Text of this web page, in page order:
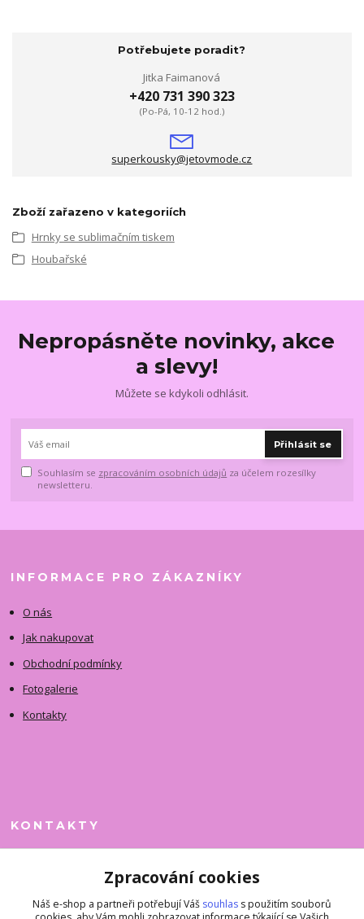
Potřebujete poradit?
Jitka Faimanová
+420 731 390 323
(Po-Pá, 10-12 hod.)
superkousky@jetovmode.cz
Zboží zařazeno v kategoriích
Hrnky se sublimačním tiskem
Houbařské
Nepropásněte novinky, akce
a slevy!
Můžete se kdykoli odhlásit.
Přihlásit se
Souhlasím se zpracováním osobních údajů za účelem rozesílky
newsletteru.
INFORMACE PRO ZÁKAZNÍKY
O nás
Jak nakupovat
Obchodní podmínky
Fotogalerie
Kontakty
KONTAKTY
+420 731 390 323Zpracování cookies
Náš e-shop a partneři potřebují Váš souhlas s použitím souborů